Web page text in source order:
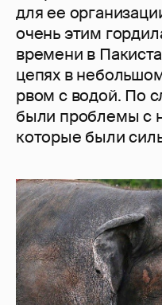
для ее
очень этим
времени в
цепях в
рвом с водой. По
были проблемы с
которые были